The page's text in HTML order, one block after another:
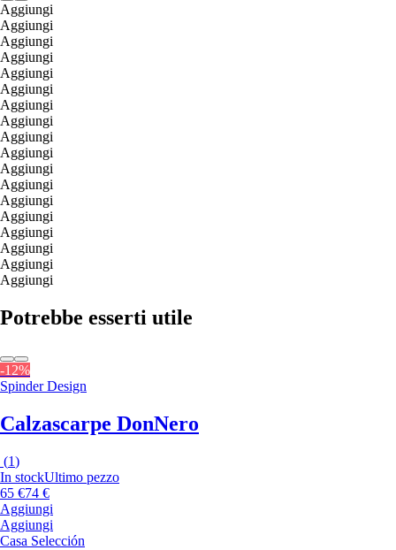
Aggiungi
Aggiungi
Aggiungi
Aggiungi
Aggiungi
Aggiungi
Aggiungi
Aggiungi
Aggiungi
Aggiungi
Aggiungi
Aggiungi
Aggiungi
Aggiungi
Aggiungi
Aggiungi
Aggiungi
Aggiungi
Potrebbe esserti utile
-12%
Spinder Design
Calzascarpe DonNero
(1)
In stockUltimo pezzo
65 €74 €
Aggiungi
Aggiungi
Casa Selección